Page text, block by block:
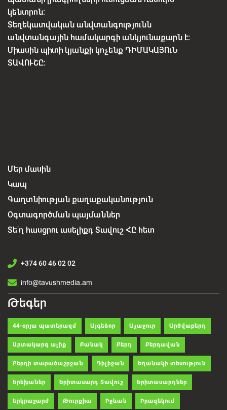
կենտրոն:
Տեղեկատվական անվտանգությունն
անվտանգային համակարգի անկյունաքարն է:
Միասին պիտի կյանքի կոչենք ԴԻՄԱԿԱՅՈւՆ
ՏԱՎՈՒՇԸ:
Մեր մասին
Կապ
Գաղտնիության քաղաքականություն
Օգտագործման պայմաններ
Տե՛ղ հասցրու ասելիքդ Տավուշ ՀԸ հետ
+374 60 46 02 02
info@tavushmedia.am
Թեգեր
44-օրյա պատերազմ Այգեձոր Աչաջուր Արծվաբերդ
Արտակարգ ալիք Բանակ Բերդ Բերդավան
Բերդի տարածաշրջան Դիլիջան Եղանակի տեսություն
Երեխաներ Երիտասարդ Տավուշ Երիտասարդներ
Երկրաշարժ Թուրքիա Իջևան Իրազեկում